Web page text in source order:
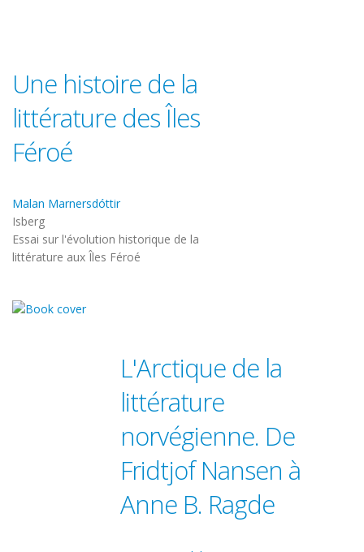
Une histoire de la
littérature des Îles
Féroé
Malan Marnersdóttir
Isberg
Essai sur l'évolution historique de la
littérature aux Îles Féroé
L'Arctique de la
littérature
norvégienne. De
Fridtjof Nansen à
Anne B. Ragde